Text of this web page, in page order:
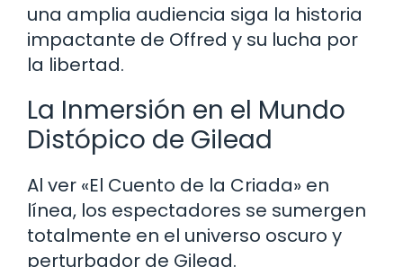
una amplia audiencia siga la historia
impactante de Offred y su lucha por
la libertad.
La Inmersión en el Mundo
Distópico de Gilead
Al ver «El Cuento de la Criada» en
línea, los espectadores se sumergen
totalmente en el universo oscuro y
perturbador de Gilead.